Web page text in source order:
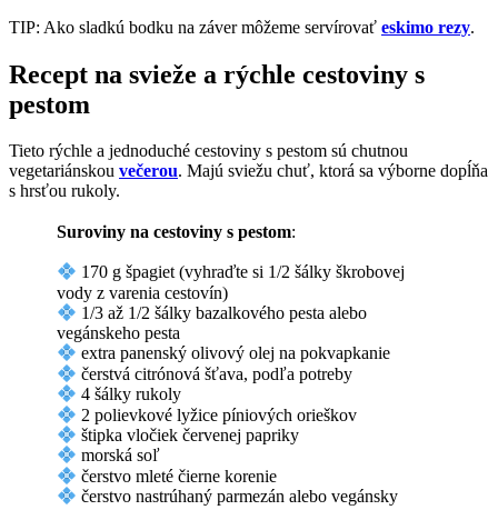
TIP: Ako sladkú bodku na záver môžeme servírovať eskimo rezy.
Recept na svieže a rýchle cestoviny s
pestom
Tieto rýchle a jednoduché cestoviny s pestom sú chutnou
vegetariánskou večerou. Majú sviežu chuť, ktorá sa výborne dopĺňa
s hrsťou rukoly.
Suroviny na cestoviny s pestom:
170 g špagiet (vyhraďte si 1/2 šálky škrobovej
vody z varenia cestovín)
1/3 až 1/2 šálky bazalkového pesta alebo
vegánskeho pesta
extra panenský olivový olej na pokvapkanie
čerstvá citrónová šťava, podľa potreby
4 šálky rukoly
2 polievkové lyžice píniových orieškov
štipka vločiek červenej papriky
morská soľ
čerstvo mleté čierne korenie
čerstvo nastrúhaný parmezán alebo vegánsky